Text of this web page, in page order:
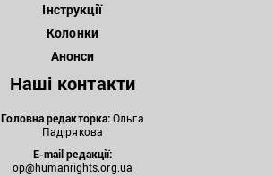
Інструкції
Колонки
Анонси
Наші контакти
Головна редакторка:Ольга
Падірякова
E-mail редакції:
op@humanrights.org.ua